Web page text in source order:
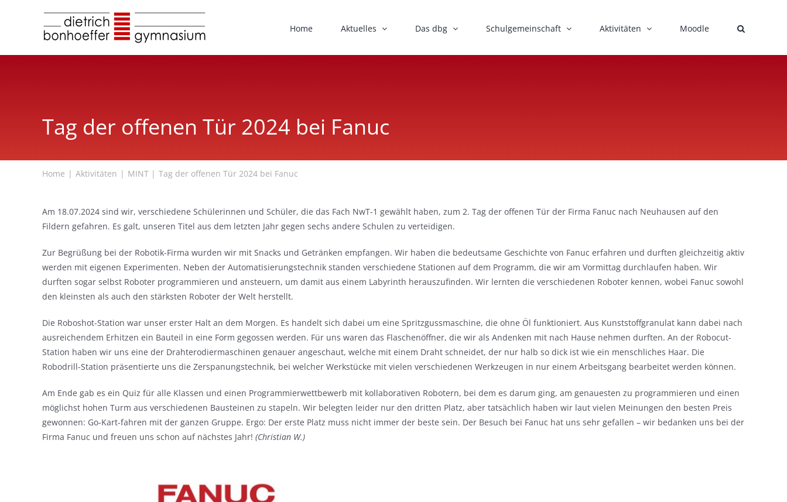
Home Aktuelles Das dbg Schulgemeinschaft Aktivitäten Moodle
Tag der offenen Tür 2024 bei Fanuc
Home Aktivitäten MINT Tag der offenen Tür 2024 bei Fanuc
Am 18.07.2024 sind wir, verschiedene Schülerinnen und Schüler, die das Fach NwT-1 gewählt haben, zum 2. Tag der offenen Tür der Firma Fanuc nach Neuhausen auf den
Fildern gefahren. Es galt, unseren Titel aus dem letzten Jahr gegen sechs andere Schulen zu verteidigen.
Zur Begrüßung bei der Robotik-Firma wurden wir mit Snacks und Getränken empfangen. Wir haben die bedeutsame Geschichte von Fanuc erfahren und durften gleichzeitig aktiv
werden mit eigenen Experimenten. Neben der Automatisierungstechnik standen verschiedene Stationen auf dem Programm, die wir am Vormittag durchlaufen haben. Wir
durften sogar selbst Roboter programmieren und ansteuern, um damit aus einem Labyrinth herauszufinden. Wir lernten die verschiedenen Roboter kennen, wobei Fanuc sowohl
den kleinsten als auch den stärksten Roboter der Welt herstellt.
Die Roboshot-Station war unser erster Halt an dem Morgen. Es handelt sich dabei um eine Spritzgussmaschine, die ohne Öl funktioniert. Aus Kunststoffgranulat kann dabei nach
ausreichendem Erhitzen ein Bauteil in eine Form gegossen werden. Für uns waren das Flaschenöffner, die wir als Andenken mit nach Hause nehmen durften. An der Robocut-
Station haben wir uns eine der Drahterodiermaschinen genauer angeschaut, welche mit einem Draht schneidet, der nur halb so dick ist wie ein menschliches Haar. Die
Robodrill-Station präsentierte uns die Zerspanungstechnik, bei welcher Werkstücke mit vielen verschiedenen Werkzeugen in nur einem Arbeitsgang bearbeitet werden können.
Am Ende gab es ein Quiz für alle Klassen und einen Programmierwettbewerb mit kollaborativen Robotern, bei dem es darum ging, am genauesten zu programmieren und einen
möglichst hohen Turm aus verschiedenen Bausteinen zu stapeln. Wir belegten leider nur den dritten Platz, aber tatsächlich haben wir laut vielen Meinungen den besten Preis
gewonnen: Go-Kart-fahren mit der ganzen Gruppe. Ergo: Der erste Platz muss nicht immer der beste sein. Der Besuch bei Fanuc hat uns sehr gefallen – wir bedanken uns bei der
Firma Fanuc und freuen uns schon auf nächstes Jahr! (Christian W.)